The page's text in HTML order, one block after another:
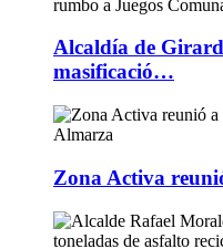
Alcaldía de
masificació…
Zona Activa